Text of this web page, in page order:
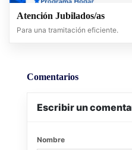
Atención Jubilados/as
Para una tramitación eficiente.
Comentarios
Escribir un
Nombre